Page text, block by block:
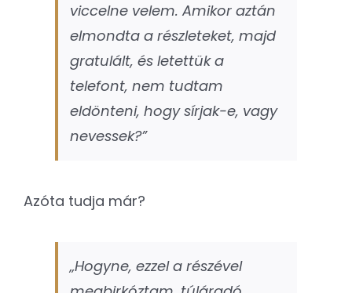
viccelne velem. Amikor aztán
elmondta a részleteket, majd
gratulált, és letettük a
telefont, nem tudtam
eldönteni, hogy sírjak-e, vagy
nevessek?”
Azóta tudja már?
„Hogyne, ezzel a részével